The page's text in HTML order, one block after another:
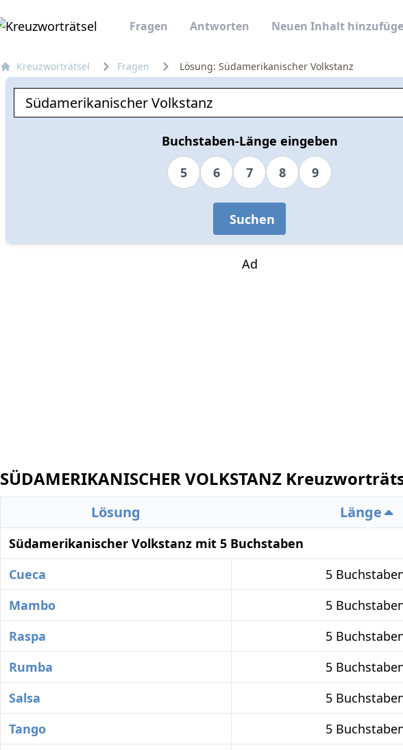
Fragen Antworten Neuen Inhalt
Kreuzworträtsel Fragen Lösung: Südamerikanischer Volkstanz
Buchstaben-Länge eingeben
5
6 7 8 9
Suchen
Ad
SÜDAMERIKANISCHER VOLKSTANZ
Lösung Länge
Südamerikanischer Volkstanz mit 5 Buchstaben
Cueca
5
Mambo
5
Raspa
5
Rumba
5
Salsa
5
Tango
5